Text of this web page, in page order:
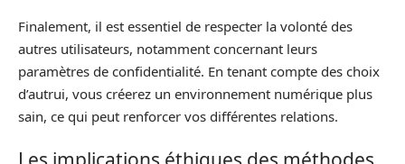
Finalement, il est essentiel de respecter la volonté des
autres utilisateurs, notamment concernant leurs
paramètres de confidentialité. En tenant compte des choix
d’autrui, vous créerez un environnement numérique plus
sain, ce qui peut renforcer vos différentes relations.